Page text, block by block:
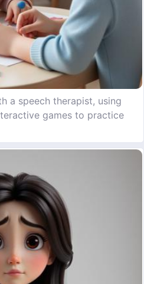
a speech therapist, using
games to practice